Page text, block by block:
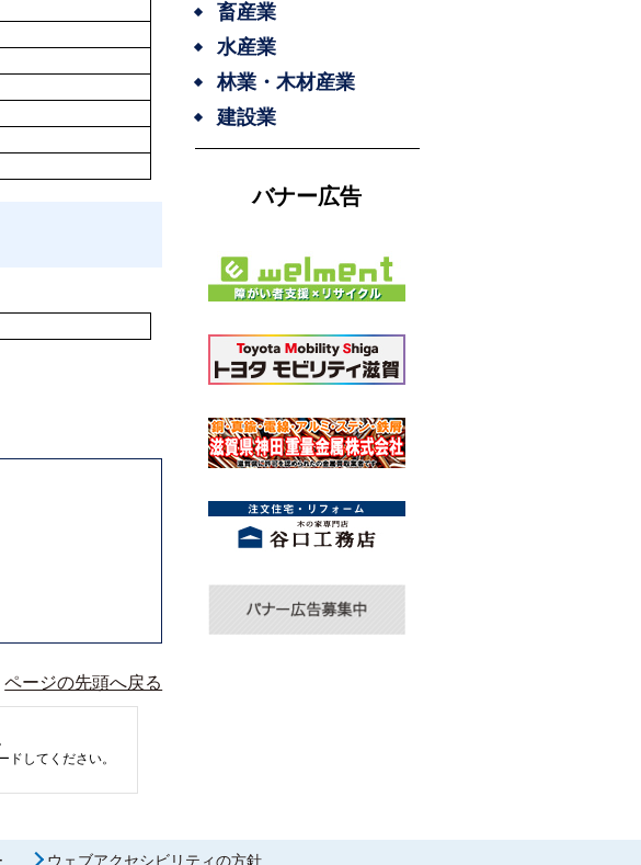
ページの先頭へ戻る
してください。
畜産業
水産業
林業・木材産業
建設業
バナー広告
ウェブアクセシビリティの方針